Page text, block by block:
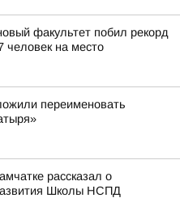
факультет побил рекорд
человек на место
переименовать
рассказал о
Школы НСПД